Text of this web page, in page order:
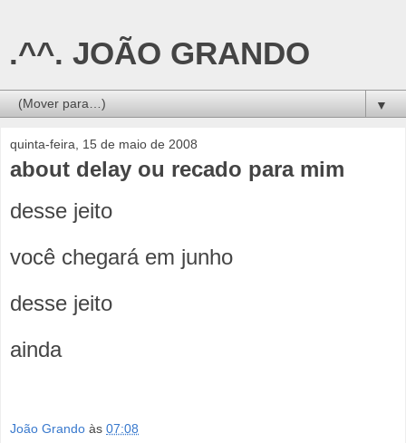
.^^. JOÃO GRANDO
▼
quinta-feira, 15 de maio de 2008
about delay ou recado para mim
desse jeito
você chegará em junho
desse jeito
ainda
João Grando às 07:08